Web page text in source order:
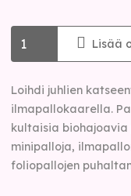
Lisää
Loihdi juhlien
ilmapallokaarella.
kultaisia
minipalloja,
foliopallojen